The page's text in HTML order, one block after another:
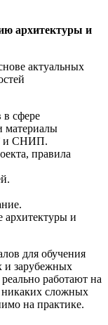
архитектуры и
актуальных
в сфере
материалы
и СНИП.
правила
архитектуры и
для обучения
и зарубежных
работают на
никаких сложных
на практике.